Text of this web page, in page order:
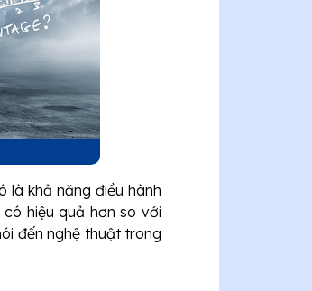
là khả năng điều hành
hiệu quả hơn so với
đến nghệ thuật trong